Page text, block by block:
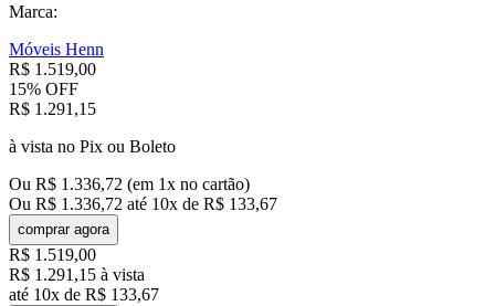
Marca:
Móveis Henn
R$ 1 .519,00
15% OFF
R$ 1 .291 ,15
à vista no Pix ou Boleto
Ou R$ 1 .336,72 (em 1x no cartão)
Ou R$ 1 .336,72 até 10x de R$ 133,67
comprar agora
R$ 1.519,00
R$ 1.291,15 à vista
até 10x de R$ 133,67